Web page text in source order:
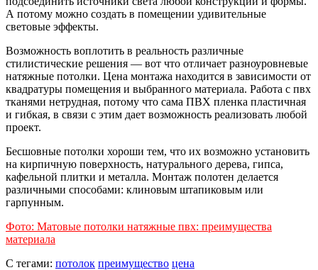
А потому можно создать в помещении удивительные
световые эффекты.
Возможность воплотить в реальность различные
стилистические решения — вот что отличает разноуровневые
натяжные потолки. Цена монтажа находится в зависимости от
квадратуры помещения и выбранного материала. Работа с пвх
тканями нетрудная, потому что сама ПВХ пленка пластичная
и гибкая, в связи с этим дает возможность реализовать любой
проект.
Бесшовные потолки хороши тем, что их возможно установить
на кирпичную поверхность, натурального дерева, гипса,
кафельной плитки и металла. Монтаж полотен делается
различными способами: клиновым штапиковым или
гарпунным.
Фото: Матовые потолки натяжные пвх: преимущества
материала
С тегами: потолок преимущество цена